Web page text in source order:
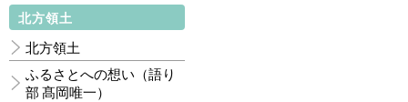
北方領土
北方領土
ふるさとへの想い（語り
部 髙岡唯一）